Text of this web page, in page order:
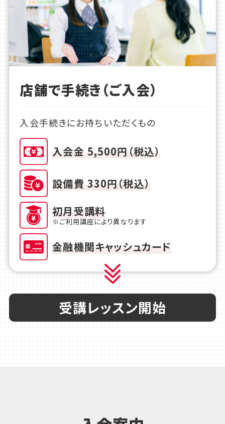
店舗で手続き（ご入会）
入会手続きにお持ちいただくもの
入会金 5,500円（税込）
設備費 330円（税込）
初月受講料
※ご利用講座により異なります
金融機関キャッシュカード
受講レッスン開始